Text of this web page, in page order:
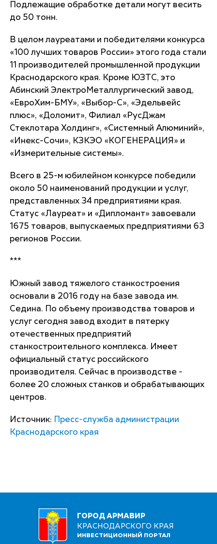
Подлежащие обработке детали могут весить
до 50 тонн.
В целом лауреатами и победителями конкурса
«100 лучших товаров России» этого года стали
11 производителей промышленной продукции
Краснодарского края. Кроме ЮЗТС, это
Абинский ЭлектроМеталлургический завод,
«ЕвроХим-БМУ», «Выбор-С», «Эдельвейс
плюс», «Доломит», Филиал «РусДжам
Стеклотара Холдинг», «Системный Алюминий»,
«Инекс-Сочи», КЗКЭО «КОГЕНЕРАЦИЯ» и
«Измерительные системы».
Всего в 25-м юбилейном конкурсе победили
около 50 наименований продукции и услуг,
представленных 34 предприятиями края.
Статус «Лауреат» и «Дипломант» завоевали
1675 товаров, выпускаемых предприятиями 63
регионов России.
***
Южный завод тяжелого станкостроения
основали в 2016 году на базе завода им.
Седина. По объему производства товаров и
услуг сегодня завод входит в пятерку
отечественных предприятий
станкостроительного комплекса. Имеет
официальный статус российского
производителя. Сейчас в производстве -
более 20 сложных станков и обрабатывающих
центров.
Источник:
Пресс-служба администрации
Краснодарского края
ГОРОД АРМАВИР
КРАСНОДАРСКОГО КРАЯ
ИНВЕСТИЦИОННЫЙ ПОРТАЛ